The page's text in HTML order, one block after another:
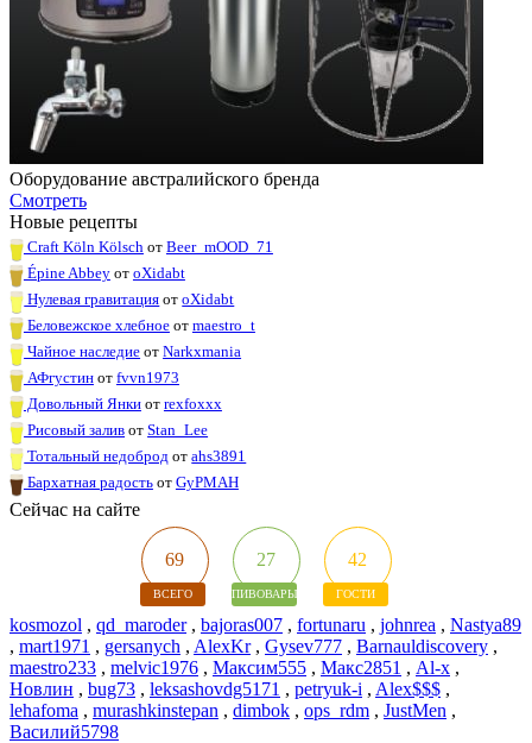
Оборудование австралийского бренда
Смотреть
Новые рецепты
Craft Köln Kölsch от Beer_mOOD_71
Épine Abbeyот oXidabt
Нулевая гравитация отoXidabt
Беловежское хлебноеот maestro_t
Чайное наследие отNarkxmania
АФгустинот fvvn1973
Довольный Янкиот rexfoxxx
Рисовый залив отStan_Lee
Тотальный недоброд отahs3891
Бархатная радостьот GyPMAH
Сейчас на сайте
69
ВСЕГО
27
ПИВОВАРЫ
42
ГОСТИ
kosmozol , qd_maroder, bajoras007 , fortunaru , johnrea , Nastya89
, mart1971 , gersanych , AlexKr, Gysev777 , Barnauldiscovery ,
maestro233 , melvic1976 , Максим555 , Макс2851 , Al-x ,
Новлин , bug73 , leksashovdg5171 , petryuk-i , Alex$$$ ,
lehafoma , murashkinstepan , dimbok , ops_rdm , JustMen ,
Василий5798